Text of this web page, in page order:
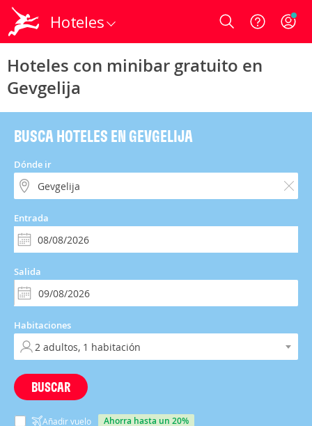
Hoteles Login
Hoteles con minibar gratuito en
Gevgelija
BUSCA HOTELES EN GEVGELIJA
Dónde ir
Entrada
Salida
Habitaciones
BUSCAR
Añadir vuelo ahorra hasta un 20%